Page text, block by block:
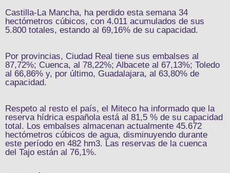
Castilla-La Mancha, ha perdido esta semana 34
hectómetros cúbicos, con 4.011 acumulados de sus
5.800 totales, estando al 69,16% de su capacidad.
Por provincias, Ciudad Real tiene sus embalses al
87,72%; Cuenca, al 78,22%; Albacete al 67,13%; Toledo
al 66,86% y, por último, Guadalajara, al 63,80% de
capacidad.
Respeto al resto el país, el Miteco ha informado que la
reserva hídrica española está al 81,5 % de su capacidad
total. Los embalses almacenan actualmente 45.672
hectómetros cúbicos de agua, disminuyendo durante
este período en 482 hm3. Las reservas de la cuenca
del Tajo están al 76,1%.